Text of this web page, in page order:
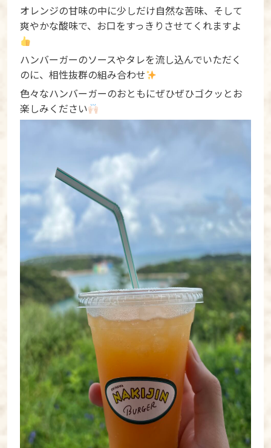
オレンジの甘味の中に少しだけ自然な苦味、そして
爽やかな酸味で、お口をすっきりさせてくれますよ
ハンバーガーのソースやタレを流し込んでいただく
のに、相性抜群の組み合わせ
色々なハンバーガーのおともにぜひぜひゴクッとお
楽しみください